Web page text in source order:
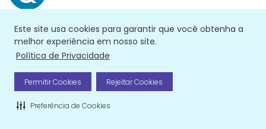
Este site usa cookies para garantir que você obtenha a
melhor experiência em nosso site.
Política de Privacidade
Permitir Cookies Rejeitar Cookies
Preferência de Cookies